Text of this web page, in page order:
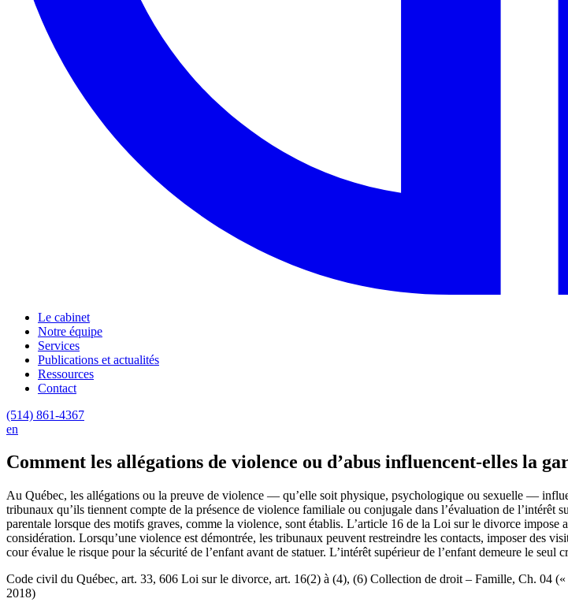
Le cabinet
Notre équipe
Services
Publications et actualités
Ressources
Contact
(514) 861-4367
en
Comment les allégations de violence ou d’abus influencent-elles la
Au Québec, les allégations ou la preuve de violence — qu’elle soit physique, psychologique ou sexuelle —
tribunaux qu’ils tiennent compte de la présence de violence familiale ou conjugale dans l’évaluation de l’intérêt
parentale lorsque des motifs graves, comme la violence, sont établis. L’article 16 de la Loi sur le divorce
considération. Lorsqu’une violence est démontrée, les tribunaux peuvent restreindre les contacts, imposer des
cour évalue le risque pour la sécurité de l’enfant avant de statuer. L’intérêt supérieur de l’enfant demeure le seul
Code civil du Québec, art. 33, 606 Loi sur le divorce, art. 16(2) à (4), (6) Collection de droit – Famille, Ch. 04
2018)